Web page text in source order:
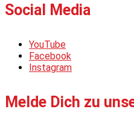
Social Media
YouTube
Facebook
Instagram
Melde Dich zu